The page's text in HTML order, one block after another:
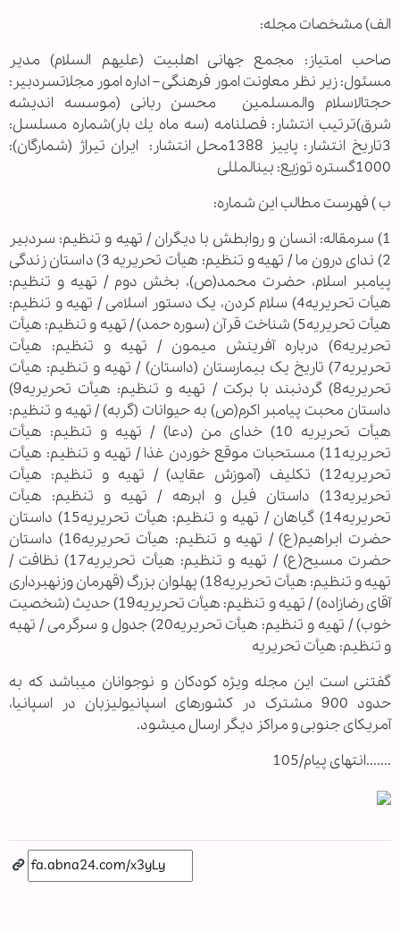
الف) مشخصات مجله:
صاحب امتیاز: مجمع جهانی اهل‏بیت (علیهم السلام) مدیر
مسئول: زیر نظر معاونت امور فرهنگی – اداره امور مجلاتسردبیر:
حجت‏الاسلام والمسلمین محسن ربانی (موسسه اندیشه
شرق)ترتیب انتشار: فصلنامه (سه ماه يك بار)شماره مسلسل:
3تاریخ انتشار: پاییز 1388محل انتشار: ایران تیراژ (شمارگان):
1000گستره توزیع: بین⁪المللی
ب ) فهرست مطالب این شماره:
1) سرمقاله: انسان و روابطش با دیگران / تهیه و تنظیم⁪: سردبير
2) ندای درون ما / تهیه و تنظیم⁪: هیأت تحریریه 3) داستان زندگی
پیامبر اسلام⁭⁭، حضرت محمد(⁭ص⁭)، بخش دوم / تهیه و تنظیم⁪:
هیأت تحریریه4) سلام کردن⁭، یک دستور اسلامی / تهیه و تنظیم⁪:
هیأت تحریریه⁪5) شناخت قرآن (سوره حمد⁭) / تهیه و تنظیم⁪: هیأت
تحریریه⁪6) درباره آفرینش میمون / تهیه و تنظیم⁪: هیأت
تحریریه⁪7) تاریخ یک بیمارستان (⁭داستان⁭) / تهیه و تنظیم⁪: هیأت
تحریریه⁪8) گردنبند با برکت / تهیه و تنظیم⁪: هیأت تحریریه⁪9)
داستان محبت پیامبر اکرم(⁭ص⁭) به حیوانات (گربه) / تهیه و تنظیم⁪:
هیأت تحریریه⁪ ⁭⁭⁭⁭⁭⁭⁭⁭⁭⁭⁭⁭⁭⁭⁭⁭⁭⁭⁭⁭⁭⁭⁭⁭⁭⁭⁭⁭⁭⁭⁭⁭⁭⁭⁭⁭⁭⁭⁭⁭⁭⁭⁭⁭⁭⁭⁭⁭⁭⁭⁭⁭⁭⁭⁭⁭⁭⁭⁭⁭⁭⁭⁭⁭⁭⁭⁭⁭⁭⁭⁭⁭⁭⁭⁭⁭⁭⁭⁭⁭⁭⁭⁭⁭⁭⁭⁭⁭⁭⁭⁭⁭⁭⁭⁭⁭⁭⁭⁭⁭⁭⁭⁭⁭⁭⁭⁭⁭⁭⁭⁭⁭⁭⁭⁭⁭⁭⁭⁭⁭⁭⁭⁭⁭⁭⁭⁭⁭⁭⁭⁭⁭⁭⁭⁭⁭⁭⁭⁭⁭⁭⁭⁭⁭⁭⁭⁭10) خدای من (⁭دعا⁭) / تهیه و تنظیم⁪: هیأت
تحریریه⁪11) مستحبات موقع خوردن غذا / تهیه و تنظیم⁪: هیأت
تحریریه⁪12) تکلیف (⁭آموزش عقاید⁭) / تهیه و تنظیم⁪: هیأت
تحریریه⁪13) داستان فیل و ابرهه / تهیه و تنظیم⁪: هیأت
تحریریه⁪14) گیاهان / تهیه و تنظیم⁪: هیأت تحریریه⁪15) داستان
حضرت ابراهیم(⁭ع⁭) / تهیه و تنظیم⁪: هیأت تحریریه⁪16) داستان
حضرت مسیح(⁭ع⁭) / تهیه و تنظیم⁪: هیأت تحریریه⁪17) نظافت /
تهیه و تنظیم⁪: هیأت تحریریه⁪18) پهلوان بزرگ (⁭قهرمان وزنه‏برداری
آقای رضازاده⁭) / تهیه و تنظیم⁪: هیأت تحریریه⁪19) حدیث (⁭شخصیت
خوب⁭) / تهیه و تنظیم⁪: هیأت تحریریه⁪20) جدول و سرگرمی / تهیه
و تنظیم⁪: هیأت تحریریه⁪
گفتنی است این مجله ویژه کودکان و نوجوانان مي‏باشد که به
حدود 900 مشترک در کشورهای اسپانیولی‏زبان در اسپانیا⁪،
آمریکای جنوبی و مراکز دیگر ارسال می‏شود.
.......انتهای پیام/105